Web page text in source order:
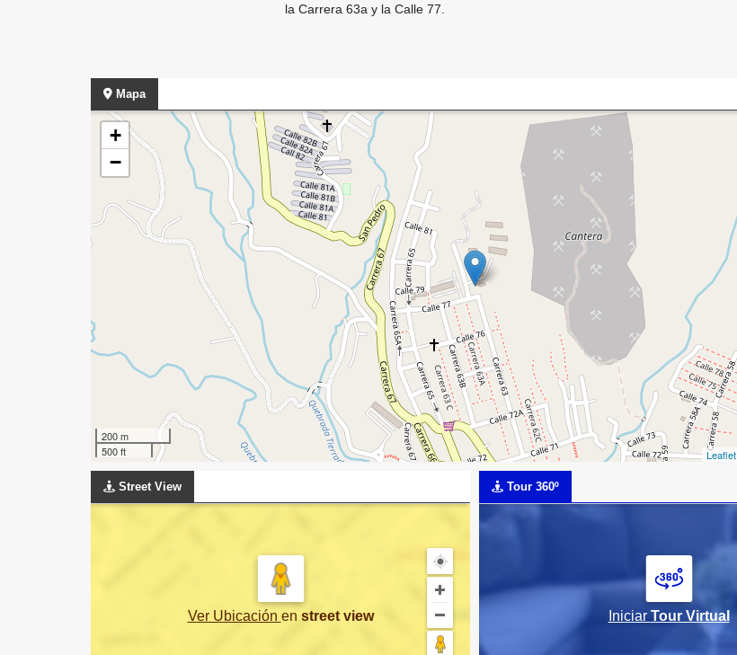
la Carrera 63a y la Calle 77.
Mapa
+
−
200 m
500 ft
Leaflet
Street View
Ver Ubicación en street view
Tour 360º
Iniciar Tour Virtual